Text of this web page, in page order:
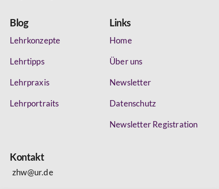
Blog
Lehrkonzepte
Lehrtipps
Lehrpraxis
Lehrportraits
Links
Home
Über uns
Newsletter
Datenschutz
Newsletter Registration
Kontakt
zhw@ur.de